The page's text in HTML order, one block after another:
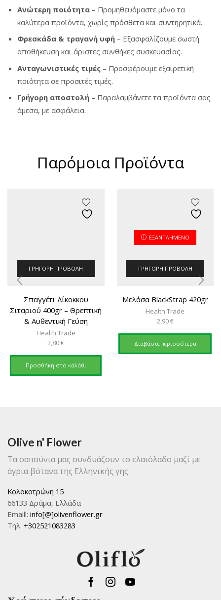
Ανώτερη ποιότητα – Προμηθευόμαστε μόνο τα
καλύτερα προϊόντα, χωρίς πρόσθετα και συντηρητικά.
Φρεσκάδα & τραγανή υφή – Εξασφαλίζουμε σωστή
αποθήκευση και άριστες συνθήκες συσκευασίας.
Ανταγωνιστικές τιμές – Προσφέρουμε εξαιρετική
ποιότητα σε προσιτές τιμές.
Γρήγορη αποστολή – Παραλαμβάνετε τα προϊόντα σας
άμεσα, με ασφάλεια.
Παρόμοια Προϊόντα
ΓΡΉΓΟΡΗ ΠΡΟΒΟΛΉ
Σπαγγέτι Δίκοκκου
Σιταριού 400gr – Θρεπτική
& Αυθεντική Γεύση
Health Trade
2,80€
Προσθήκη στο καλάθι
ΕΞΑΝΤΛΗΜΈΝΟ
ΓΡΉΓΟΡΗ ΠΡΟΒΟΛΉ
Μελάσα BlackStrap 420gr
Health Trade
2,90€
Διαβάστε περισσότερα
Olive n' Flower
Τα σαπούνια μας συνδυάζουν το ελαιόλαδο μαζί με
άγρια βότανα της Ελληνικής γης.
Κολοκοτρώνη 15
66133 Δράμα, Ελλάδα
Emaill: info[@]olivenflower.gr
Τηλ. +302521083283
Facebook
Instagram
Youtube